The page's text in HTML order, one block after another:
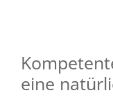
eine